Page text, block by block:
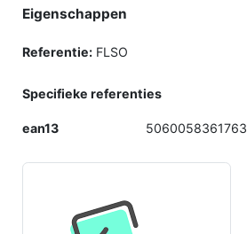
Eigenschappen
Referentie: FLSO
Specifieke referenties
ean13 5060058361763